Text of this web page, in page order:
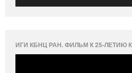
ИГИ КБНЦ РАН. ФИЛЬМ К 25-ЛЕТИЮ